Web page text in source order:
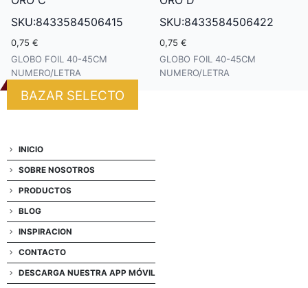
SKU:8433584506415
0,75 €
GLOBO FOIL 40-45CM
NUMERO/LETRA
SKU:8433584506422
0,75 €
GLOBO FOIL 40-45CM
NUMERO/LETRA
BAZAR SELECTO
INICIO
SOBRE NOSOTROS
PRODUCTOS
BLOG
INSPIRACION
CONTACTO
DESCARGA NUESTRA APP MÓVIL